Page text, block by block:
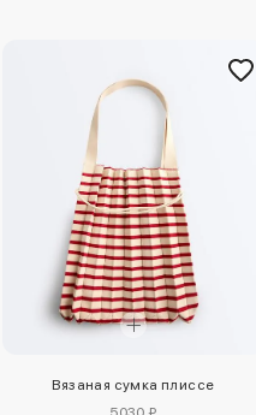
Вязаная сумка плиссе